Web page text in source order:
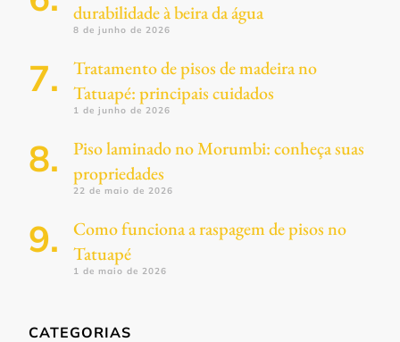
durabilidade à beira da água
8 de junho de 2026
Tratamento de pisos de madeira no
Tatuapé: principais cuidados
1 de junho de 2026
Piso laminado no Morumbi: conheça suas
propriedades
22 de maio de 2026
Como funciona a raspagem de pisos no
Tatuapé
1 de maio de 2026
CATEGORIAS